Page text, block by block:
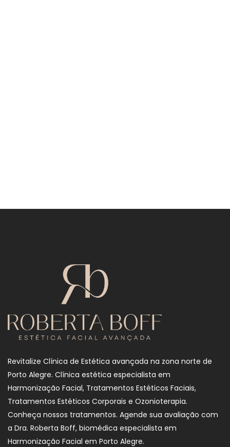
Revitalize Clínica de Estética avançada na zona norte de
Porto Alegre. Clínica estética especialista em
Harmonização Facial, Tratamentos Estéticos Faciais,
Tratamentos Estéticos Corporais e Ozonioterapia.
Conheça nossos tratamentos. Agende sua avaliação com
a Dra. Roberta Boff, biomédica especialista em
Harmonização Facial em Porto Alegre.